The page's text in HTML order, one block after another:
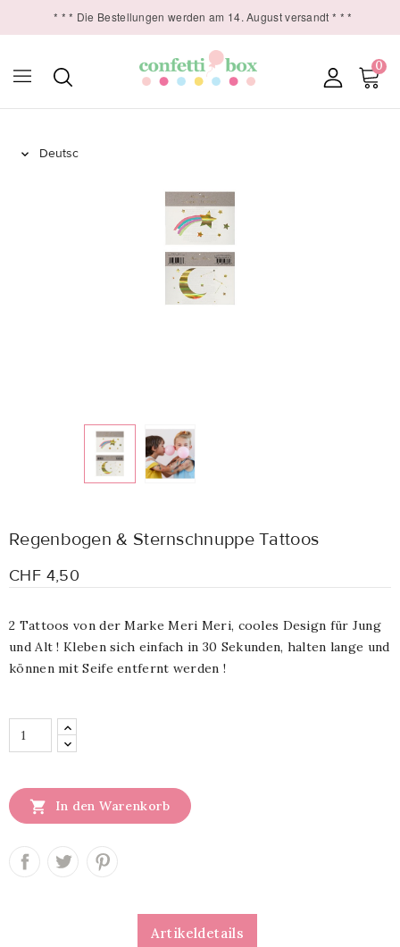
* * * Die Bestellungen werden am 14. August versandt * * *
0

Regenbogen & Sternschnuppe Tattoos
CHF 4,50
2 Tattoos von der Marke Meri Meri, cooles Design für Jung
und Alt ! Kleben sich einfach in 30 Sekunden, halten lange und
können mit Seife entfernt werden !
 In den Warenkorb
Artikeldetails